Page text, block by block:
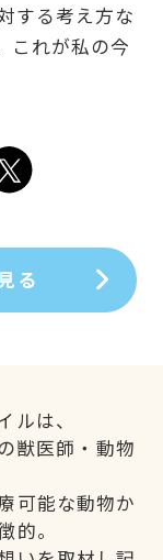
する考え方な
これが私の今
る
ルは、
獣医師・動物
可能な動物か
的。